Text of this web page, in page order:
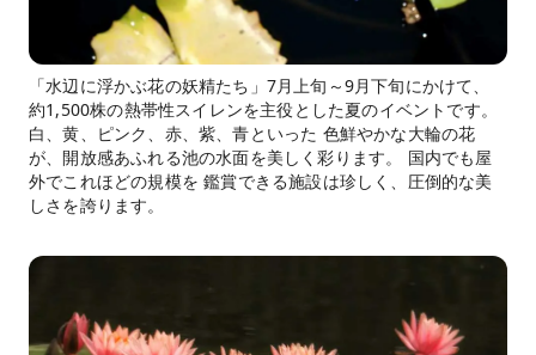
「水辺に浮かぶ花の妖精たち」7月上旬～9月下旬にかけて、
約1,500株の熱帯性スイレンを主役とした夏のイベントです。
白、黄、ピンク、赤、紫、青といった 色鮮やかな大輪の花
が、開放感あふれる池の水面を美しく彩ります。 国内でも屋
外でこれほどの規模を 鑑賞できる施設は珍しく、圧倒的な美
しさを誇ります。